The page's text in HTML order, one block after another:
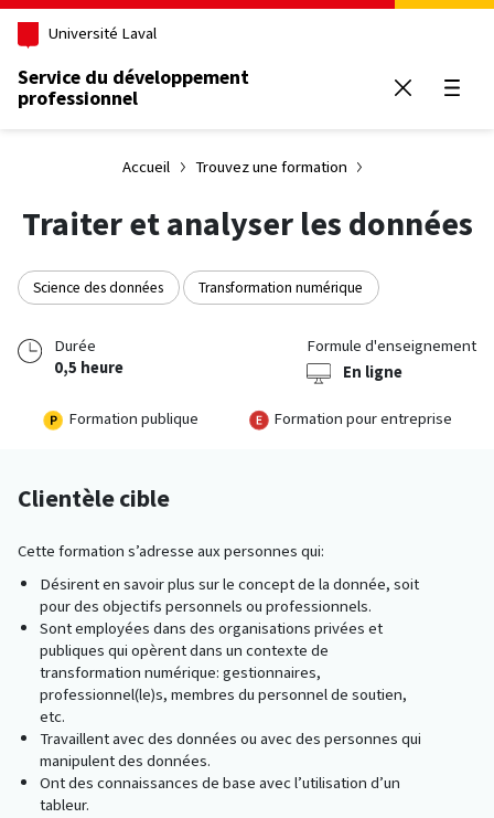
Aller au contenu principal
Université Laval
Service du développement
professionnel
Accueil Trouvez une formation
Traiter et analyser les données
Science des données Transformation numérique
Durée
0,5 heure
Formule d'enseignement
En ligne
Formation publique Formation pour entreprise
Clientèle cible
Cette formation s’adresse aux personnes qui:
Désirent en savoir plus sur le concept de la donnée, soit
pour des objectifs personnels ou professionnels.
Sont employées dans des organisations privées et
publiques qui opèrent dans un contexte de
transformation numérique: gestionnaires,
professionnel(le)s, membres du personnel de soutien,
etc.
Travaillent avec des données ou avec des personnes qui
manipulent des données.
Ont des connaissances de base avec l’utilisation d’un
tableur.